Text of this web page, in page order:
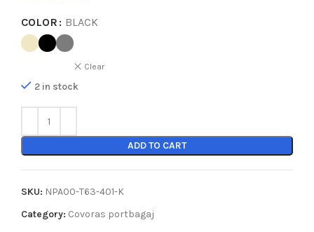
COLOR BLACK
Clear
2 in stock
ADD TO CART
SKU: NPA00-T63-401-K
Category: Covoras portbagaj